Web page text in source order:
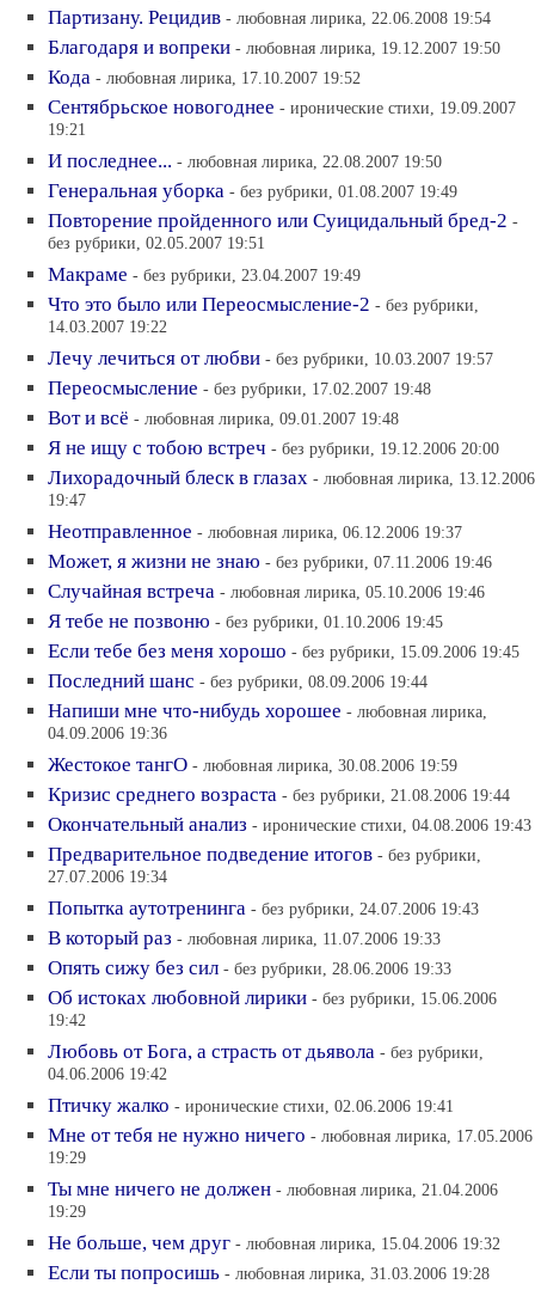
Партизану. Рецидив - любовная лирика, 22.06.2008 19:54
Благодаря и вопреки - любовная лирика, 19.12.2007 19:50
Кода - любовная лирика, 17.10.2007 19:52
Сентябрьское новогоднее - иронические стихи, 19.09.2007
19:21
И последнее... - любовная лирика, 22.08.2007 19:50
Генеральная уборка - без рубрики, 01.08.2007 19:49
Повторение пройденного или Суицидальный бред-2 -
без рубрики, 02.05.2007 19:51
Макраме - без рубрики, 23.04.2007 19:49
Что это было или Переосмысление-2 - без рубрики,
14.03.2007 19:22
Лечу лечиться от любви - без рубрики, 10.03.2007 19:57
Переосмысление - без рубрики, 17.02.2007 19:48
Вот и всё - любовная лирика, 09.01.2007 19:48
Я не ищу с тобою встреч - без рубрики, 19.12.2006 20:00
Лихорадочный блеск в глазах - любовная лирика, 13.12.2006
19:47
Неотправленное - любовная лирика, 06.12.2006 19:37
Может, я жизни не знаю - без рубрики, 07.11.2006 19:46
Случайная встреча - любовная лирика, 05.10.2006 19:46
Я тебе не позвоню - без рубрики, 01.10.2006 19:45
Если тебе без меня хорошо - без рубрики, 15.09.2006 19:45
Последний шанс - без рубрики, 08.09.2006 19:44
Напиши мне что-нибудь хорошее - любовная лирика,
04.09.2006 19:36
Жестокое тангО - любовная лирика, 30.08.2006 19:59
Кризис среднего возраста - без рубрики, 21.08.2006 19:44
Окончательный анализ - иронические стихи, 04.08.2006 19:43
Предварительное подведение итогов - без рубрики,
27.07.2006 19:34
Попытка аутотренинга - без рубрики, 24.07.2006 19:43
В который раз - любовная лирика, 11.07.2006 19:33
Опять сижу без сил - без рубрики, 28.06.2006 19:33
Об истоках любовной лирики - без рубрики, 15.06.2006
19:42
Любовь от Бога, а страсть от дьявола - без рубрики,
04.06.2006 19:42
Птичку жалко - иронические стихи, 02.06.2006 19:41
Мне от тебя не нужно ничего - любовная лирика, 17.05.2006
19:29
Ты мне ничего не должен - любовная лирика, 21.04.2006
19:29
Не больше, чем друг - любовная лирика, 15.04.2006 19:32
Если ты попросишь - любовная лирика, 31.03.2006 19:28